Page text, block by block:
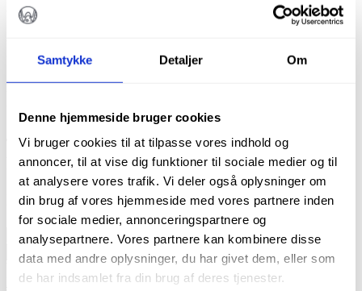
Samtykke Detaljer Om
Denne hjemmeside bruger cookies
Vi bruger cookies til at tilpasse vores indhold og
annoncer, til at vise dig funktioner til sociale medier og til
at analysere vores trafik. Vi deler også oplysninger om
din brug af vores hjemmeside med vores partnere inden
for sociale medier, annonceringspartnere og
analysepartnere. Vores partnere kan kombinere disse
data med andre oplysninger, du har givet dem, eller som
de har indsamlet fra din brug af deres tjenester.
PARAPOST TAPER LUX
REFILL STR. 4,5
Taper Lux refill, findes i 4 størrelser, med 5 stk i
hver pakke.
På lager
ParaPost
Taper
Lux
refill
TILFØJ TIL KURV
Varenummer (SKU):PF18145 Kategorier:Alle produkter,
Rodbehandling,Rodstifter Tags:ParaPost,Taper Lux,